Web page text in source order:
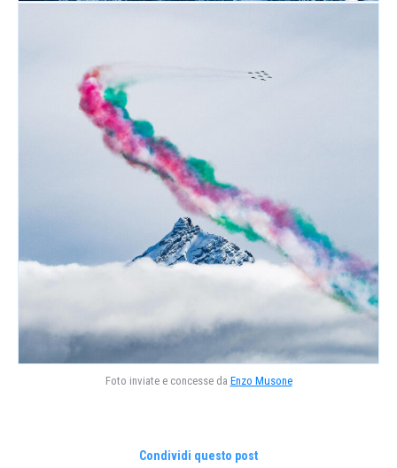
Foto inviate e concesse da Enzo Musone
Condividi questo post